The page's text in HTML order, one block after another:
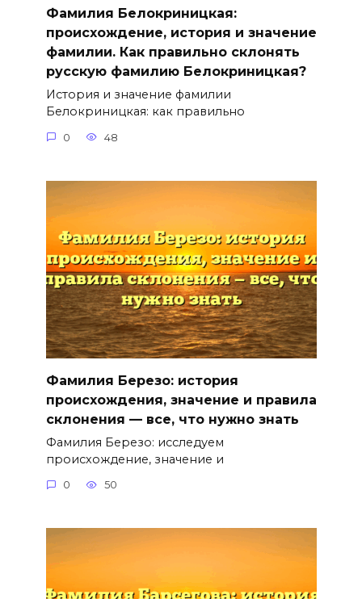
Фамилия Белокриницкая:
происхождение, история и значение
фамилии. Как правильно склонять
русскую фамилию Белокриницкая?
История и значение фамилии
Белокриницкая: как правильно
0 48
Фамилия Березо: история
происхождения, значение и правила
склонения — все, что нужно знать
Фамилия Березо: исследуем
происхождение, значение и
0 50